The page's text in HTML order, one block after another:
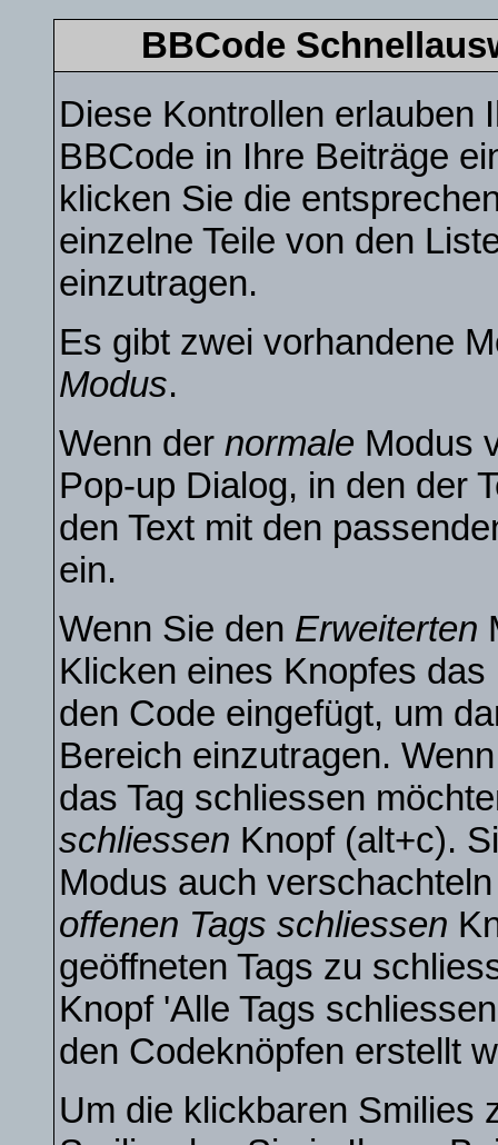
BBCode
Diese Kontrollen erlauben
BBCode in Ihre Beiträge
klicken Sie die
einzelne Teile von den
einzutragen.
Es gibt zwei vorhandene
Modus.
Wenn der normale Modus
Pop-up Dialog, in den der
den Text mit den
ein.
Wenn Sie den Erweiterten
Klicken eines Knopfes
den Code eingefügt, um
Bereich einzutragen.
das Tag schliessen
schliessen Knopf (alt+c).
Modus auch
offenen Tags schliessen
geöffneten Tags zu
Knopf 'Alle Tags
den Codeknöpfen erstellt
Um die klickbaren Smilies